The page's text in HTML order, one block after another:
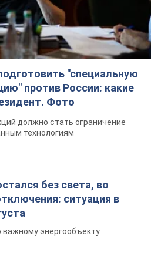
должно стать ограничение
технологиям
без света, во
ситуация в
Минобороны
от 18 до 60 лет:
воинского учета